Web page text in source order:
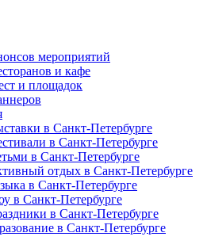
мероприятий
и кафе
и площадок
в Санкт-Петербурге
в Санкт-Петербурге
в Санкт-Петербурге
отдых в Санкт-Петербурге
в Санкт-Петербурге
в Санкт-Петербурге
в Санкт-Петербурге
в Санкт-Петербурге